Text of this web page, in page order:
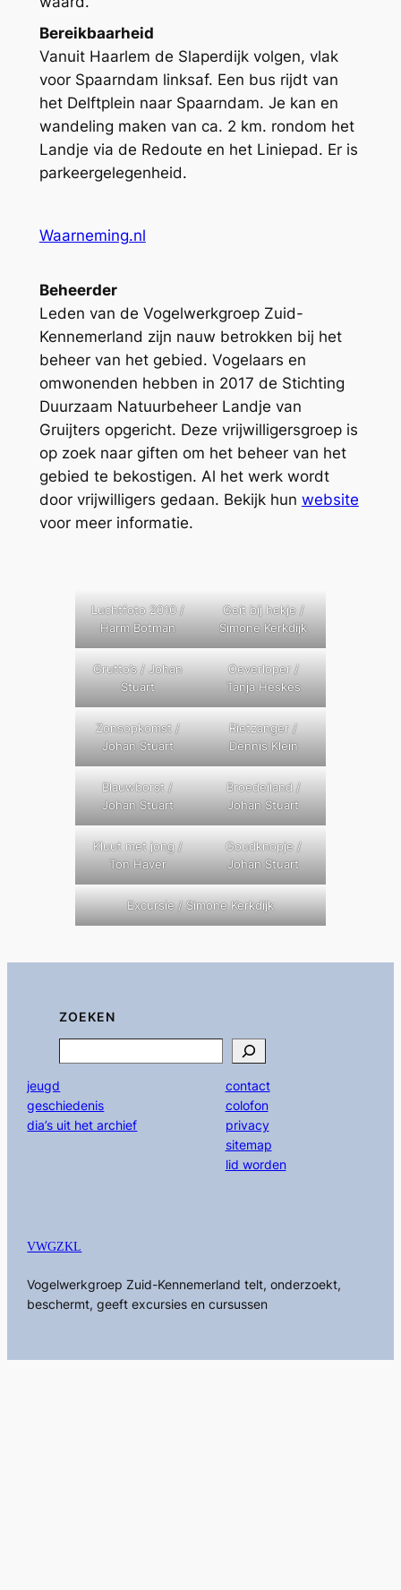
Bereikbaarheid
Vanuit Haarlem de Slaperdijk volgen, vlak
voor Spaarndam linksaf. Een bus rijdt van
het Delftplein naar Spaarndam. Je kan en
wandeling maken van ca. 2 km. rondom het
Landje via de Redoute en het Liniepad. Er is
parkeergelegenheid.
Waarneming.nl
Beheerder
Leden van de Vogelwerkgroep Zuid-
Kennemerland zijn nauw betrokken bij het
beheer van het gebied. Vogelaars en
omwonenden hebben in 2017 de Stichting
Duurzaam Natuurbeheer Landje van
Gruijters opgericht. Deze vrijwilligersgroep is
op zoek naar giften om het beheer van het
gebied te bekostigen. Al het werk wordt
door vrijwilligers gedaan. Bekijk hun website
voor meer informatie.
Luchtfoto 2010 /
Harm Botman
Geit bij hekje /
Simone Kerkdijk
Grutto’s / Johan
Stuart
Oeverloper /
Tanja Heskes
Zonsopkomst /
Johan Stuart
Rietzanger /
Dennis Klein
Blauwborst /
Johan Stuart
Broedeiland /
Johan Stuart
Kluut met jong /
Ton Haver
Goudknopje /
Johan Stuart
Excursie / Simone Kerkdijk
ZOEKEN
jeugd
geschiedenis
dia’s uit het archief
contact
colofon
privacy
sitemap
lid worden
VWGZKL
Vogelwerkgroep Zuid-Kennemerland telt, onderzoekt,
beschermt, geeft excursies en cursussen